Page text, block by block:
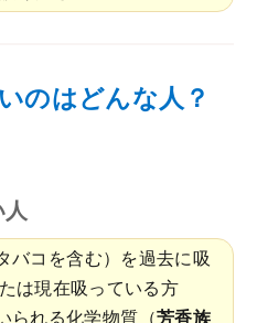
のはどんな人？
バコを含む）を過去に吸
は現在吸っている方
られる化学物質（芳香族